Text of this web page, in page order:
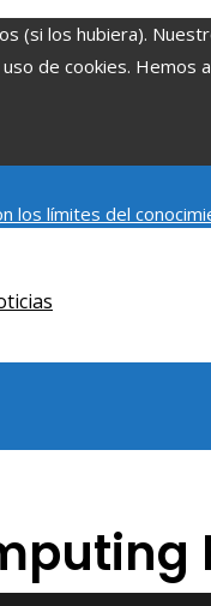
(si los hubiera).
de cookies. Hemos
los límites del